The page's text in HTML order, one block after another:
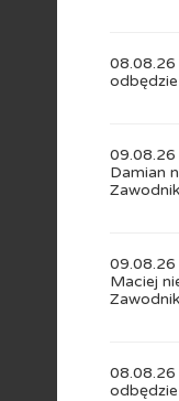
08.08.26
odbędzie
09.08.26
Damian
09.08.26
Maciej
08.08.26
odbędzie